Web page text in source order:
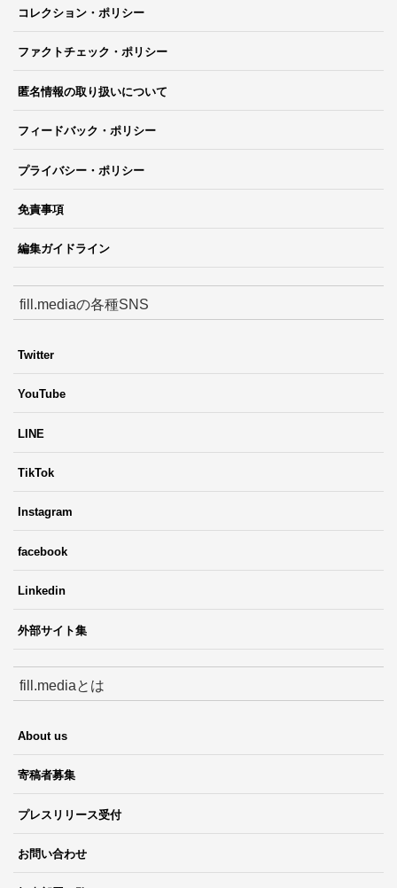
コレクション・ポリシー
ファクトチェック・ポリシー
匿名情報の取り扱いについて
フィードバック・ポリシー
プライバシー・ポリシー
免責事項
編集ガイドライン
fill.mediaの各種SNS
Twitter
YouTube
LINE
TikTok
Instagram
facebook
Linkedin
外部サイト集
fill.mediaとは
About us
寄稿者募集
プレスリリース受付
お問い合わせ